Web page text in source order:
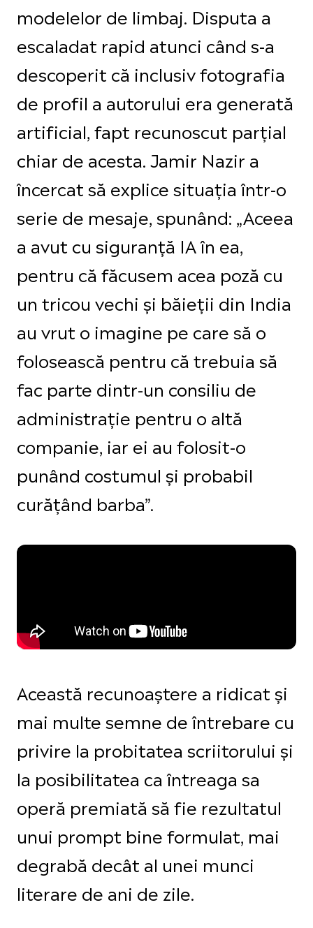
modelelor de limbaj. Disputa a
escaladat rapid atunci când s-a
descoperit că inclusiv fotografia
de profil a autorului era generată
artificial, fapt recunoscut parțial
chiar de acesta. Jamir Nazir a
încercat să explice situația într-o
serie de mesaje, spunând: „Aceea
a avut cu siguranță IA în ea,
pentru că făcusem acea poză cu
un tricou vechi și băieții din India
au vrut o imagine pe care să o
folosească pentru că trebuia să
fac parte dintr-un consiliu de
administrație pentru o altă
companie, iar ei au folosit-o
punând costumul și probabil
curățând barba”.
Această recunoaștere a ridicat și
mai multe semne de întrebare cu
privire la probitatea scriitorului și
la posibilitatea ca întreaga sa
operă premiată să fie rezultatul
unui prompt bine formulat, mai
degrabă decât al unei munci
literare de ani de zile.